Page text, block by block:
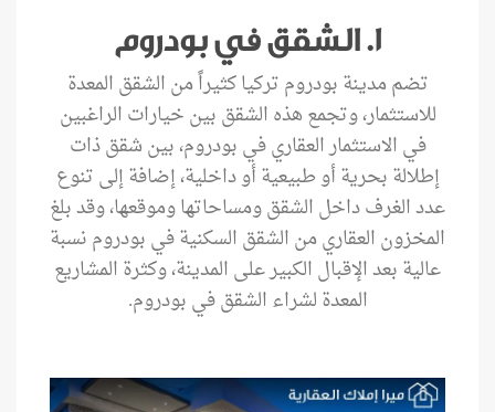
1. الشقق في بودروم
تضم مدينة بودروم تركيا كثيراً من الشقق المعدة
للاستثمار، وتجمع هذه الشقق بين خيارات الراغبين
في الاستثمار العقاري في بودروم، بين شقق ذات
إطلالة بحرية أو طبيعية أو داخلية، إضافة إلى تنوع
عدد الغرف داخل الشقق ومساحاتها وموقعها، وقد بلغ
المخزون العقاري من الشقق السكنية في بودروم نسبة
عالية بعد الإقبال الكبير على المدينة، وكثرة المشاريع
المعدة لشراء الشقق في بودروم.